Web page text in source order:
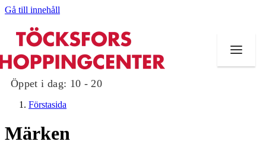
Gå till innehåll
Öppet i dag: 10 - 20
Förstasida
Märken